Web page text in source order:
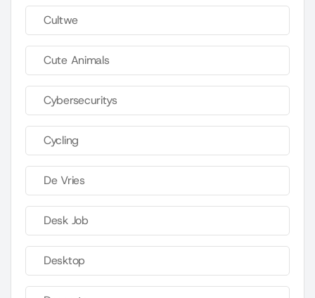
Cultwe
Cute Animals
Cybersecuritys
Cycling
De Vries
Desk Job
Desktop